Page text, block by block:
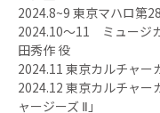
2024.8~9 東京マハロ第
2024.10〜11 ミュージ
田秀作 役
2024.11 東京カルチャー
2024.12 東京カルチャ
ャージーズ Ⅱ」